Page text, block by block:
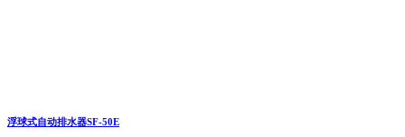
浮球式自动排水器SF-50E